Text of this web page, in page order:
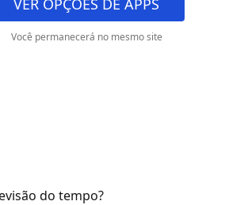
VER OPÇÕES DE APPS
Você permanecerá no mesmo site
do tempo?